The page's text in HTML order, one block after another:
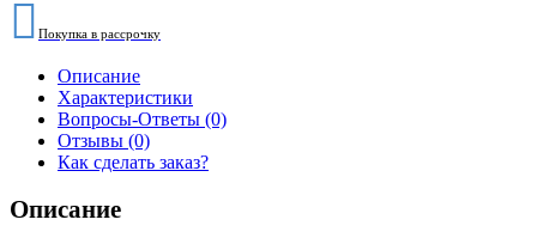
Покупка в рассрочку
Описание
Характеристики
Вопросы-Ответы (0)
Отзывы (0)
Как сделать заказ?
Описание